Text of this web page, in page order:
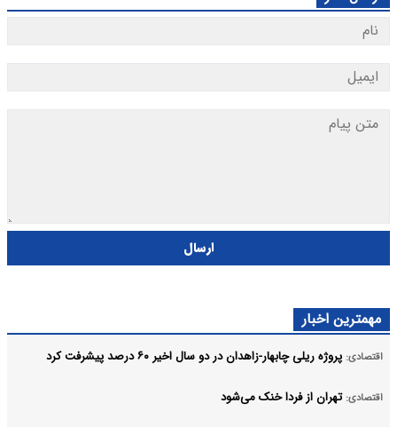
ارسال
مهمترین اخبار
اقتصادی: پروژه ریلی چابهار-زاهدان در دو سال اخیر ۶۰ درصد پیشرفت کرد
اقتصادی: تهران از فردا خنک می‌شود